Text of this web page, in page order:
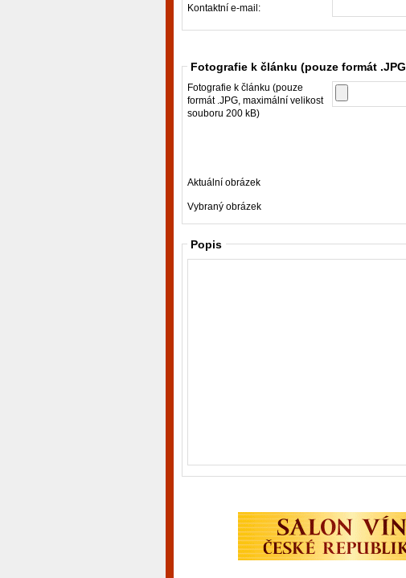
Kontaktní e-mail:
Fotografie k článku (pouze formát
Fotografie k článku (pouze
formát .JPG, maximální velikost
souboru 200 kB)
Aktuální obrázek
Vybraný obrázek
Popis